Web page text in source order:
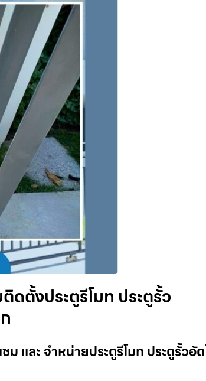
ตั้งประตูรีโมท ประตูรั้ว
และ จำหน่ายประตูรีโมท ประตูรั้วอั